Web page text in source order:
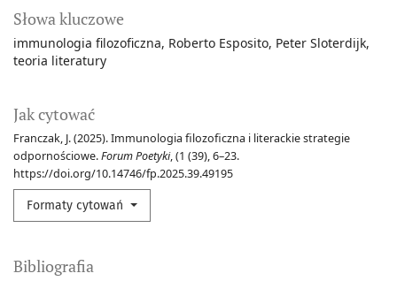
Słowa kluczowe
immunologia filozoficzna Roberto Esposito Peter Sloterdijk
teoria literatury
Jak cytować
Franczak, J. (2025). Immunologia filozoficzna i literackie strategie
odpornościowe.Forum Poetyki, (1 (39), 6–23.
https://doi.org/10.14746/fp.2025.39.49195
Formaty cytowań
Bibliografia